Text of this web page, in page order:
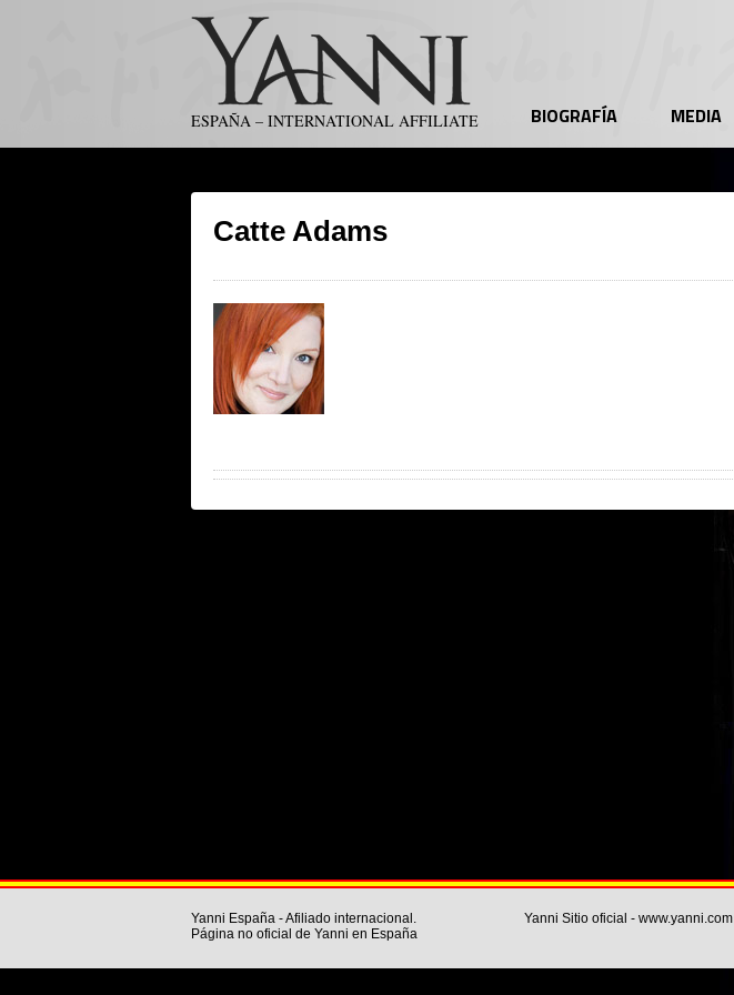
ESPAÑA – INTERNATIONAL AFFILIATE BIOGRAFÍA MEDIA
Catte Adams
Yanni España - Afiliado internacional.
Página no oficial de Yanni en España
Yanni Sitio oficial - www.yanni.com